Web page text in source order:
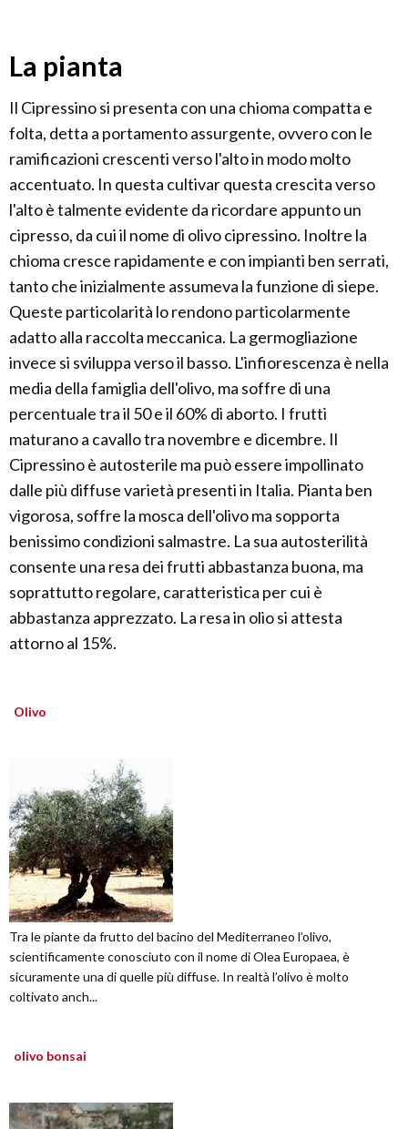
La pianta
Il Cipressino si presenta con una chioma compatta e
folta, detta a portamento assurgente, ovvero con le
ramificazioni crescenti verso l'alto in modo molto
accentuato. In questa cultivar questa crescita verso
l'alto è talmente evidente da ricordare appunto un
cipresso, da cui il nome di olivo cipressino. Inoltre la
chioma cresce rapidamente e con impianti ben serrati,
tanto che inizialmente assumeva la funzione di siepe.
Queste particolarità lo rendono particolarmente
adatto alla raccolta meccanica. La germogliazione
invece si sviluppa verso il basso. L'infiorescenza è nella
media della famiglia dell'olivo, ma soffre di una
percentuale tra il 50 e il 60% di aborto. I frutti
maturano a cavallo tra novembre e dicembre. Il
Cipressino è autosterile ma può essere impollinato
dalle più diffuse varietà presenti in Italia. Pianta ben
vigorosa, soffre la mosca dell'olivo ma sopporta
benissimo condizioni salmastre. La sua autosterilità
consente una resa dei frutti abbastanza buona, ma
soprattutto regolare, caratteristica per cui è
abbastanza apprezzato. La resa in olio si attesta
attorno al 15%.
Olivo
Tra le piante da frutto del bacino del Mediterraneo l’olivo,
scientificamente conosciuto con il nome di Olea Europaea, è
sicuramente una di quelle più diffuse. In realtà l’olivo è molto
coltivato anch...
olivo bonsai